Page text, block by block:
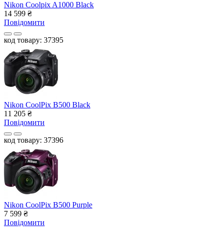
Nikon Coolpix A1000 Black
14 599 ₴
Повідомити
код товару: 37395
Nikon CoolPix B500 Black
11 205 ₴
Повідомити
код товару: 37396
Nikon CoolPix B500 Purple
7 599 ₴
Повідомити